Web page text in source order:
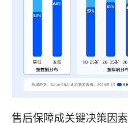
售后保障成关键决策因素